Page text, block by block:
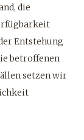
die
Entstehung
betroffenen
setzen wir